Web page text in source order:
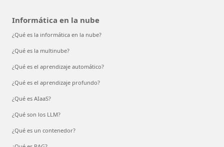
Informática en la nube
¿Qué es la informática en la nube?
¿Qué es la multinube?
¿Qué es el aprendizaje automático?
¿Qué es el aprendizaje profundo?
¿Qué es AIaaS?
¿Qué son los LLM?
¿Qué es un contenedor?